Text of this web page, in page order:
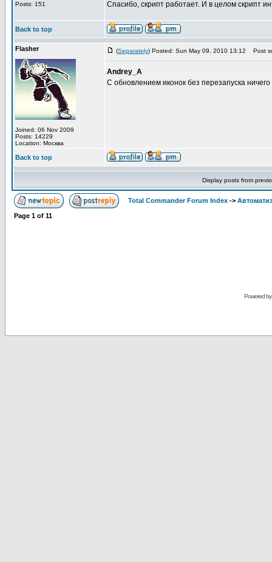
Posts: 151
Спасибо, скрипт работает. И в целом скрипт
Back to top
Flasher
Joined: 06 Nov 2009
Posts: 14229
Location: Москва
(Separately) Posted: Sun May 09, 2010 13:12 Post
Andrey_A
С обновлением иконок без перезапуска
Back to top
Display posts from
Total Commander Forum Index ->
Page 1 of 11
Powered by